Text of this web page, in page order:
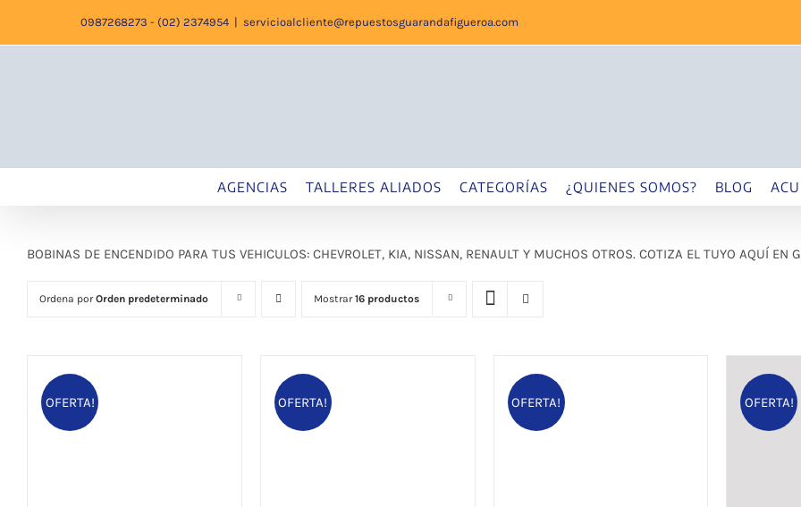
0987268273 - (02) 2374954 | servicioalcliente@repuestosguarandafigueroa.com
AGENCIAS TALLERES ALIADOS CATEGORÍAS ¿QUIENES SOMOS? BLOG
BOBINAS DE ENCENDIDO PARA TUS VEHICULOS: CHEVROLET, KIA, NISSAN, RENAULT Y MUCHOS OTROS. COTIZA EL TUYO AQUÍ EN
Ordena porOrden predeterminado Mostrar16 productos
OFERTA! OFERTA! OFERTA! OFERTA!